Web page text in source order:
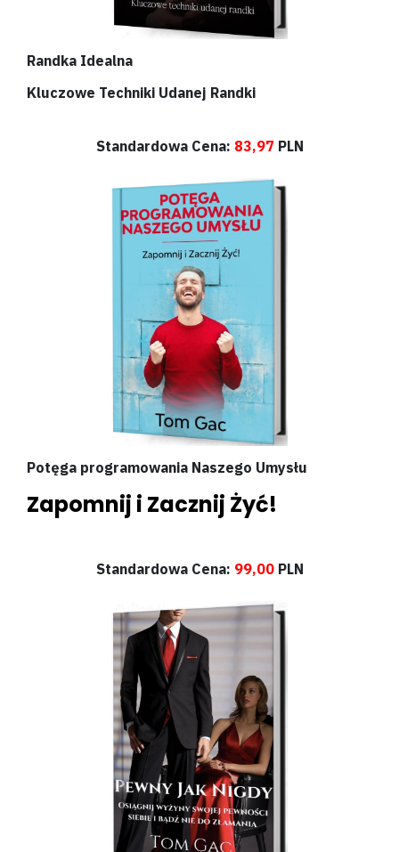
Randka Idealna
Kluczowe Techniki Udanej Randki
Standardowa Cena: 83,97 PLN
Potęga programowania Naszego Umysłu
Zapomnij i Zacznij Żyć!
Standardowa Cena: 99,00PLN